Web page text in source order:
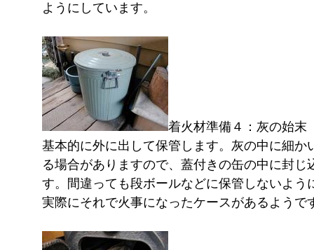
ようにしています。
着火材準備４：灰の始末
基本的に外に出して保管します。灰の中に細か
る場合がありますので、蓋付きの缶の中に封じ
す。間違っても段ボールなどに保管しないよう
実際にそれで火事になったケースがあるようで